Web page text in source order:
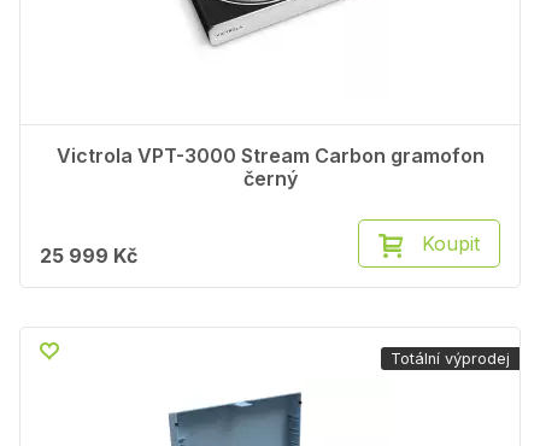
Victrola VPT-3000 Stream Carbon gramofon
černý
25 999 Kč Koupit
Totální výprodej